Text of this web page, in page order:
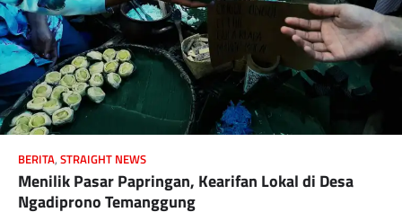
BERITA, STRAIGHT NEWS
Menilik Pasar Papringan, Kearifan Lokal di Desa
Ngadiprono Temanggung